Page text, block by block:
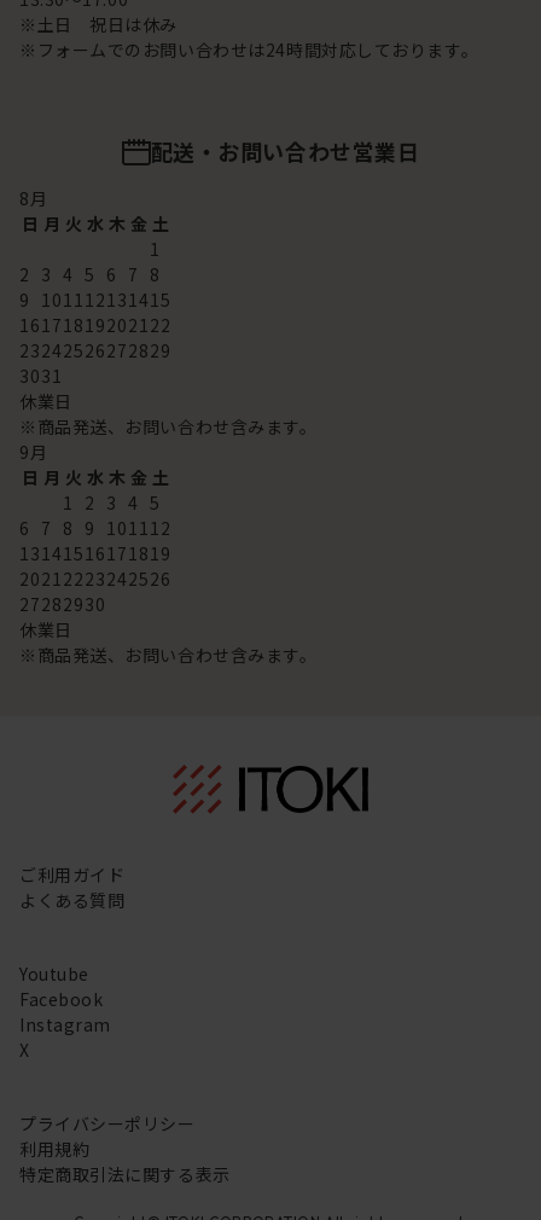
※土日 祝日は休み
※フォームでのお問い合わせは24時間対応しております。
配送・お問い合わせ営業日
8月
日 月 火 水 木 金 土
1
2 3 4 5 6 7 8
9 101112131415
16171819202122
23242526272829
3031
休業日
※商品発送、お問い合わせ含みます。
9月
日 月 火 水 木 金 土
1 2 3 4 5
6 7 8 9 101112
13141516171819
20212223242526
27282930
休業日
※商品発送、お問い合わせ含みます。
ご利用ガイド
よくある質問
Youtube
Facebook
Instagram
X
プライバシーポリシー
利用規約
特定商取引法に関する表示